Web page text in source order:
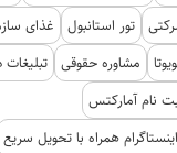
تور استانبول غذای
مشاوره حقوقی
نام آمارکتس
همراه با تحویل سریع